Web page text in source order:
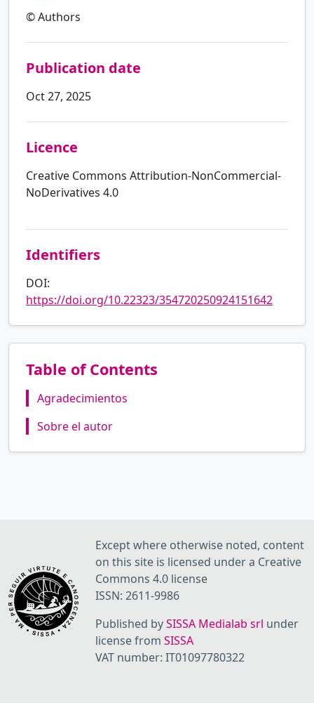
© Authors
Publication date
Oct 27, 2025
Licence
Creative Commons Attribution-NonCommercial-
NoDerivatives 4.0
Identifiers
DOI:
https://doi.org/10.22323/354720250924151642
Table of Contents
Agradecimientos
Sobre el autor
Except where otherwise noted, content
on this site is licensed under a Creative
Commons 4.0 license
ISSN: 2611-9986
Published bySISSA Medialab srl under
license from SISSA
VAT number: IT01097780322